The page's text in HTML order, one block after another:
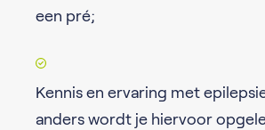
een pré;
Kennis en ervaring met
anders wordt je hiervoor